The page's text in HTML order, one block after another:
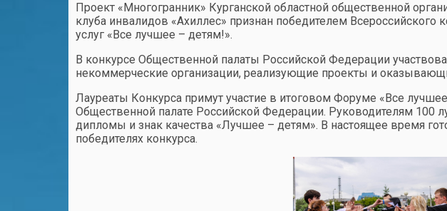
Проект «Многогранник» Курганской областной общественной
клуба инвалидов «Ахиллес» признан победителем Всероссийского
услуг «Все лучшее – детям!».
В конкурсе Общественной палаты Российской Федерации
некоммерческие организации, реализующие проекты и
Лауреаты Конкурса примут участие в итоговом Форуме «Все
Общественной палате Российской Федерации. Руководителям 100
дипломы и знак качества «Лучшее – детям». В настоящее время
победителях конкурса.